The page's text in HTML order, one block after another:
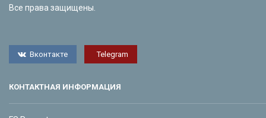
Все права защищены.
Вконтакте Telegram
КОНТАКТНАЯ ИНФОРМАЦИЯ